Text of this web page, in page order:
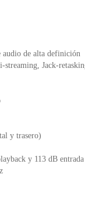
audio de alta definición
Jack-
y trasero)
y 113 dB